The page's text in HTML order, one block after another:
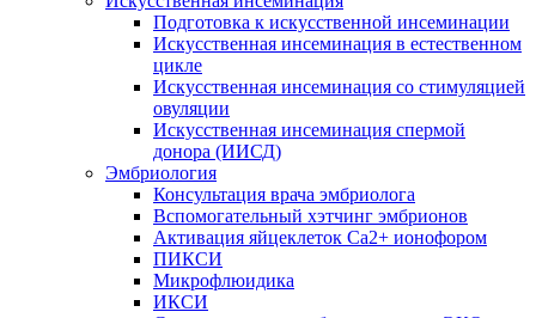
Подготовка к искусственной инсеминации
Искусственная инсеминация в естественном
цикле
Искусственная инсеминация со стимуляцией
овуляции
Искусственная инсеминация спермой
донора (ИИСД)
Эмбриология
Консультация врача эмбриолога
Вспомогательный хэтчинг эмбрионов
Активация яйцеклеток Са2+ ионофором
ПИКСИ
Микрофлюидика
ИКСИ